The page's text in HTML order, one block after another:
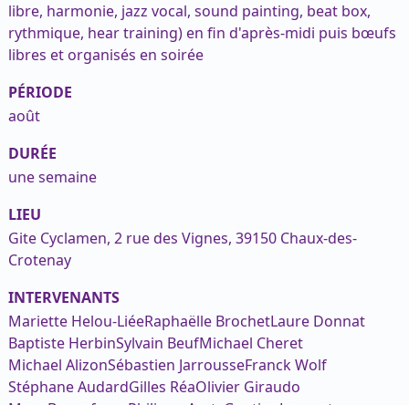
libre, harmonie, jazz vocal, sound painting, beat box,
rythmique, hear training) en fin d'après-midi puis bœufs
libres et organisés en soirée
PÉRIODE
août
DURÉE
une semaine
LIEU
Gite Cyclamen, 2 rue des Vignes, 39150 Chaux-des-
Crotenay
INTERVENANTS
Mariette Helou-LiéeRaphaëlle BrochetLaure Donnat
Baptiste HerbinSylvain BeufMichael Cheret
Michael AlizonSébastien JarrousseFranck Wolf
Stéphane AudardGilles RéaOlivier Giraudo